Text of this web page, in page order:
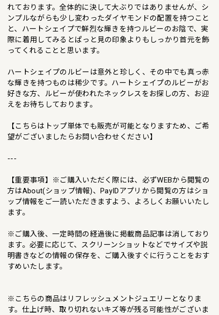
れております。全体的に決して大ぶりではありませんが、シ
ンプルながらも少し変わったダイヤモンドの配置を持つこと
と、ハートシェイプで鮮烈な輝きを持つルビーのお陰で、実
際に着用してみるとぱっと見の印象よりもしっかり首元を飾
ってくれることと思います。
ハートシェイプのルビーは意外と珍しく、その中でも真っ赤
な輝きを持つものは稀少です。ハートシェイプのルビーがお
好きな方、ルビーが使われたネックレスをお探しの方、お迎
えをお待ちしております。
【こちらはトップ単体でも販売が可能となりますため、ご希
望がございましたらお問い合わせください】
---
【重要事項】※ご購入いただく際には、必ずWEBから閲覧の
方はAbout(ショップ情報)、PayIDアプリから閲覧の方はショ
ップ情報をご一読いただきますよう、よろしくお願いいたし
ます。
※ご購入後、一定時間の経過後に掲載商品記事は消しており
ます。必要に応じて、スクリーンショットなどでサイズや説
明書きなどの情報の保存を、ご購入後すぐに行うことをおす
すめいたします。
※こちらの商品はリフレッシュメントジュエリーとなりま
す。仕上げ時、取り切れないキズ等が残る可能性がございま